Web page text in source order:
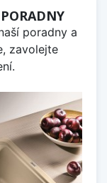
poradny a
zavolejte